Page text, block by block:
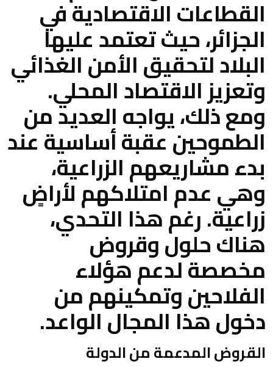
القطاعات الاقتصادية في
الجزائر، حيث تعتمد عليها
البلاد لتحقيق الأمن الغذائي
وتعزيز الاقتصاد المحلي.
ومع ذلك، يواجه العديد من
الطموحين عقبة أساسية عند
بدء مشاريعهم الزراعية،
وهي عدم امتلاكهم لأراضٍ
زراعية. رغم هذا التحدي،
هناك حلول وقروض
مخصصة لدعم هؤلاء
الفلاحين وتمكينهم من
دخول هذا المجال الواعد.
القروض المدعمة من الدولة